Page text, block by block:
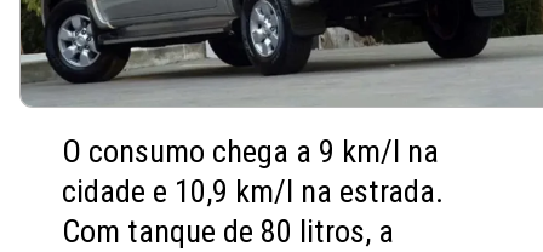
O consumo chega a 9 km/l na
cidade e 10,9 km/l na estrada.
Com tanque de 80 litros, a